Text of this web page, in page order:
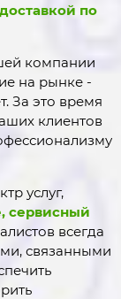
по
компании
на рынке -
За это время
клиентов
услуг,
сервисный
всегда
связанными